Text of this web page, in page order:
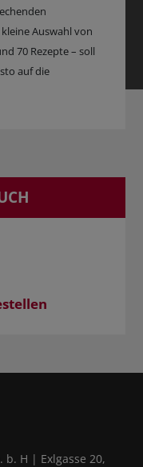
Auswahl von
70 Rezepte – soll
auf die
b. H | Exlgasse 20,